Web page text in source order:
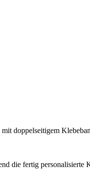
doppelseitigem
die fertig